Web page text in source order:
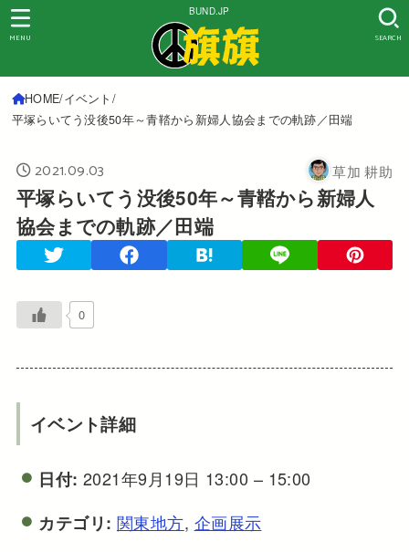
BUND.JP
SEARCH
MENU
HOME イベント
平塚らいてう没後50年～青鞜から新婦人協会までの軌跡／田端
2021.09.03 草加 耕助
平塚らいてう没後50年～青鞜から新婦人
協会までの軌跡／田端
0
イベント詳細
日付: 2021年9月19日 13:00 – 15:00
カテゴリ: 関東地方, 企画展示